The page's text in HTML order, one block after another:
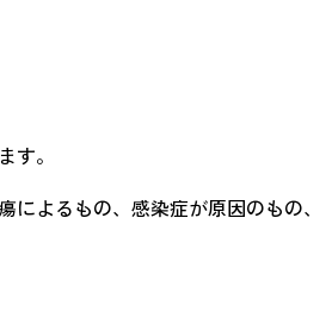
。
よるもの、感染症が原因のもの、